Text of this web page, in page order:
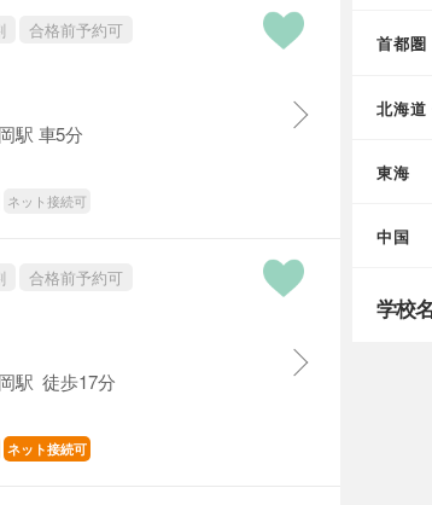
合格前予約可
駅 車5分
ネット接続可
合格前予約可
駅 徒歩17分
ネット接続可
首都圏
北海道
東海
中国
学校